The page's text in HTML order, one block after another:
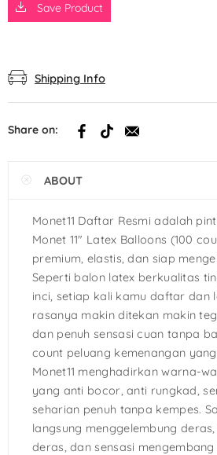
Save Product
Shipping Info
Share on:
ABOUT
Monet11 Daftar Resmi adalah
Monet 11″ Latex Balloons (100
premium, elastis, dan siap
Seperti balon latex berkualitas
inci, setiap kali kamu daftar dan
rasanya makin ditekan makin
dan penuh sensasi cuan tanpa
count peluang kemenangan
Monet11 menghadirkan warna-
yang anti bocor, anti rungkad,
seharian penuh tanpa kempes.
langsung menggelembung
deras, dan sensasi